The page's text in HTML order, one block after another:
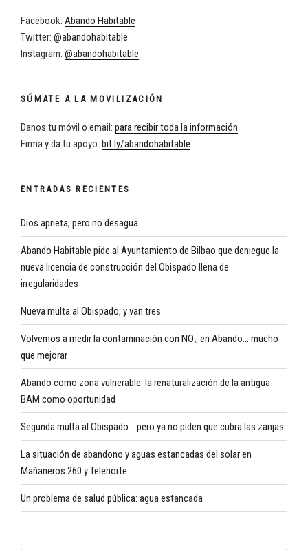
Facebook: Abando Habitable
Twitter: @abandohabitable
Instagram: @abandohabitable
SÚMATE A LA MOVILIZACIÓN
Danos tu móvil o email: para recibir toda la información
Firma y da tu apoyo: bit.ly/abandohabitable
ENTRADAS RECIENTES
Dios aprieta, pero no desagua
Abando Habitable pide al Ayuntamiento de Bilbao que deniegue la
nueva licencia de construcción del Obispado llena de
irregularidades
Nueva multa al Obispado, y van tres
Volvemos a medir la contaminación con NO₂ en Abando… mucho
que mejorar
Abando como zona vulnerable: la renaturalización de la antigua
BAM como oportunidad
Segunda multa al Obispado… pero ya no piden que cubra las zanjas
La situación de abandono y aguas estancadas del solar en
Mañaneros 260 y Telenorte
Un problema de salud pública: agua estancada